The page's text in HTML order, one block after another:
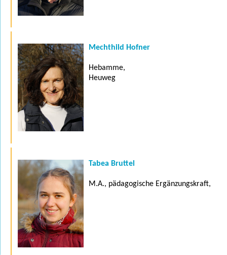
Mechthild Hofner
Hebamme,
Heuweg
Tabea Bruttel
M.A., pädagogische Ergänzungskraft,